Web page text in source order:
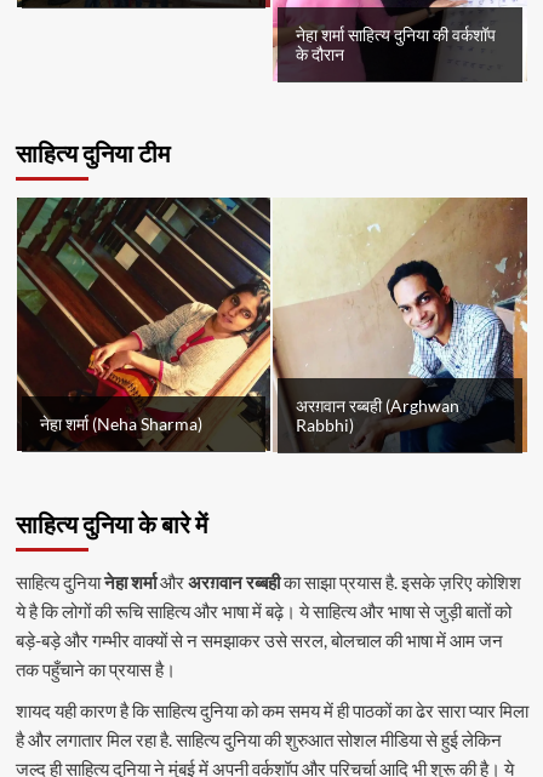
नेहा शर्मा साहित्य दुनिया की वर्कशॉप
के दौरान
साहित्य दुनिया टीम
नेहा शर्मा (Neha Sharma)
अरग़वान रब्बही (Arghwan
Rabbhi)
साहित्य दुनिया के बारे में
साहित्य दुनियानेहा शर्माऔरअरग़वान रब्बहीका साझा प्रयास है. इसके ज़रिए कोशिश
ये है कि लोगों की रूचि साहित्य और भाषा में बढ़े। ये साहित्य और भाषा से जुड़ी बातों को
बड़े-बड़े और गम्भीर वाक्यों से न समझाकर उसे सरल, बोलचाल की भाषा में आम जन
तक पहुँचाने का प्रयास है।
शायद यही कारण है कि साहित्य दुनिया को कम समय में ही पाठकों का ढेर सारा प्यार मिला
है और लगातार मिल रहा है. साहित्य दुनिया की शुरुआत सोशल मीडिया से हुई लेकिन
जल्द ही साहित्य दुनिया ने मुंबई में अपनी वर्कशॉप और परिचर्चा आदि भी शुरू की है। ये